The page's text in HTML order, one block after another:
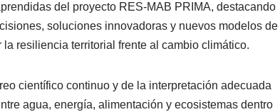
del proyecto RES-MAB PRIMA, destacando
soluciones innovadoras y nuevos modelos de
resiliencia territorial frente al cambio climático.
científico continuo y de la interpretación adecuada
agua, energía, alimentación y ecosistemas dentro